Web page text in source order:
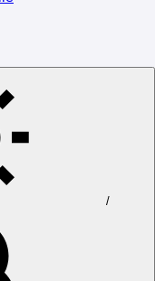
/